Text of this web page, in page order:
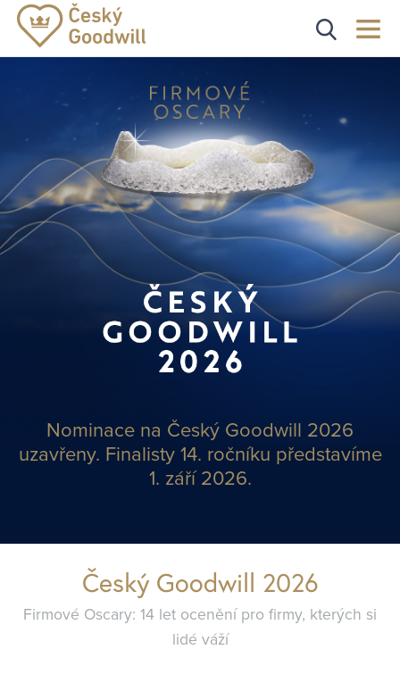
Nominace na Český Goodwill 2026
uzavřeny. Finalisty 14. ročníku představíme
1. září 2026.
Český Goodwill 2026
Firmové Oscary: 14 let ocenění pro firmy, kterých si
lidé váží